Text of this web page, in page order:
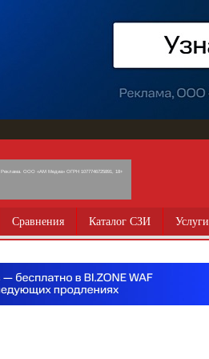
Реклама. ООО «АМ Медиа» ОГРН 1077746725891, 18+
Сравнения Каталог СЗИ Услуги